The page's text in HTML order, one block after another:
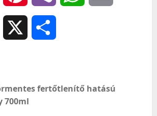
Threads
fertőtlenítő hatású
700ml